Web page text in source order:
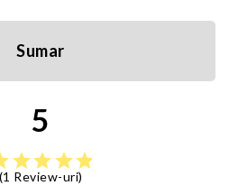
Sumar
5
starstarstarstar
(1 Review-uri)